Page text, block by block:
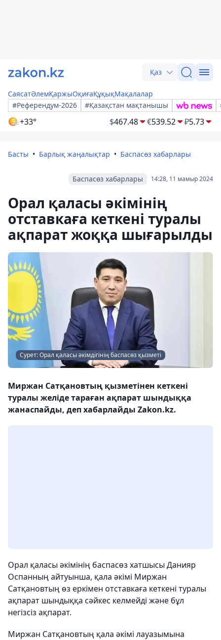
Қаз
СаясатӘлемҚаржыОқиғаҚұқықМақалалар
#Референдум-2026
#Қазақстан мақтанышы
+33° $467.48 €539.52 ₽5.73
Басты Барлық жаңалықтар Баспасөз хабарлары
14:28, 11 мамыр 2024
Баспасөз хабарлары
Орал қаласы әкімінің
отставкаға кеткені туралы
ақпарат жоққа шығарылды
Сурет: Орал қаласы әкімдігінің баспасөз қызметі
Миржан Сатқановтың қызметінен кеткені
туралы желіде тараған ақпарат шындыққа
жанаспайды, деп хабарлайды Zakon.kz.
Орал қаласы әкімінің баспасөз хатшысы Данияр
Оспанның айтуынша, қала әкімі Миржан
Сатқановтың өз еркімен отставкаға кеткені туралы
ақпарат шындыққа сәйкес келмейді және бұл
негізсіз ақпарат.
Миржан Сатқановтың қала әкімі лауазымына